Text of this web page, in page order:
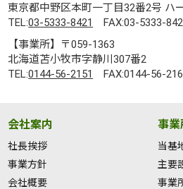
東京都中野区本町一丁目32番2号 ハ
TEL:03-5333-8421
FAX:03-5333-
【事業所】〒059-1363
北海道苫小牧市字静川307番2
TEL:0144-56-2151 FAX:0144-56-
会社案内
社長挨拶
事業方針
会社概要
事業
当基
主要
事業